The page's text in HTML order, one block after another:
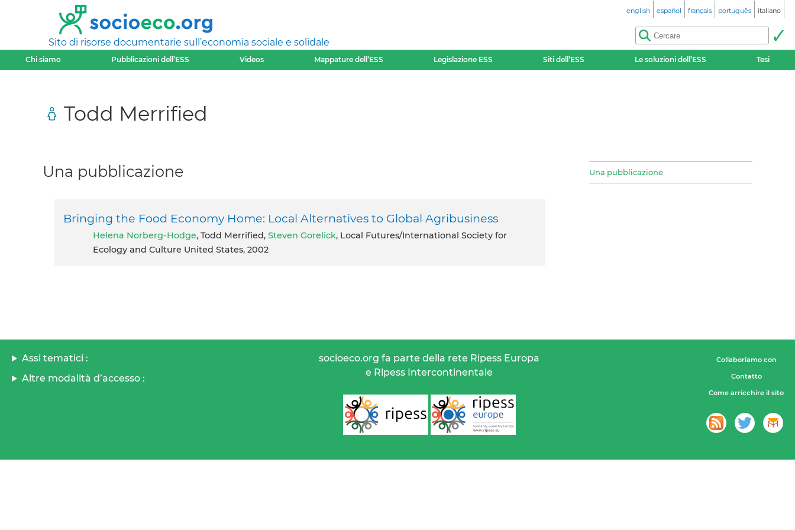
Sito di risorse documentarie sull’economia sociale e solidale
english español français português italiano
Chi siamo Pubblicazioni dell’ESS Videos Mappature dell’ESS Legislazione ESS Siti dell’ESS Le soluzioni dell’ESS Tesi
Todd Merrified
Una pubblicazione
Una pubblicazione
Bringing the Food Economy Home: Local Alternatives to Global Agribusiness
Helena Norberg-Hodge, Todd Merrified, Steven Gorelick, Local Futures/International Society for
Ecology and Culture United States, 2002
Assi tematici :
Altre modalità d’accesso :
socioeco.org fa parte della rete Ripess Europa
e Ripess Intercontinentale
Collaboriamo con
Contatto
Come arricchire il sito